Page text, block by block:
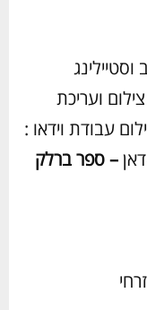
ועריכת
עבודת וידאו :
– ספר ברלק